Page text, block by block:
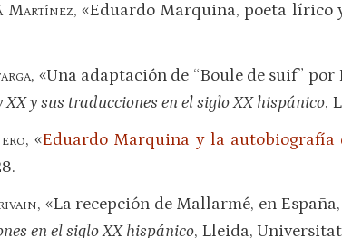
Martínez, «Eduardo Marquina, poeta lírico
, «Una adaptación de “Boule de suif”
XX y sus traducciones en el siglo XX hispánico,
, «Eduardo Marquina y la autobiografía
, «La recepción de Mallarmé, en
en el siglo XX hispánico, Lleida, Universitat